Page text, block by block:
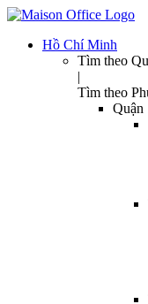
Hồ Chí Minh
Tìm theo
|
Tìm theo
Quận